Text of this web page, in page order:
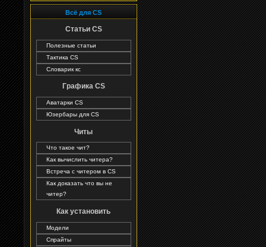
Всё для CS
Статьи CS
Полезные статьи
Тактика CS
Словарик кс
Графика CS
Аватарки CS
Юзербары для CS
Читы
Что такое чит?
Как вычислить читера?
Встреча с читером в CS
Как доказать что вы не
читер?
Как установить
Модели
Спрайты